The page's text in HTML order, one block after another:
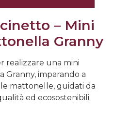
– Mini
Granny
realizzare una mini
imparando a
mattonelle, guidati da
ed ecosostenibili.